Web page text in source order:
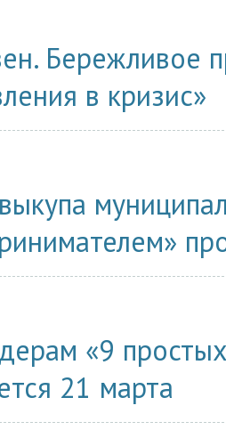
Бережливое
в кризис»
«9
21 марта